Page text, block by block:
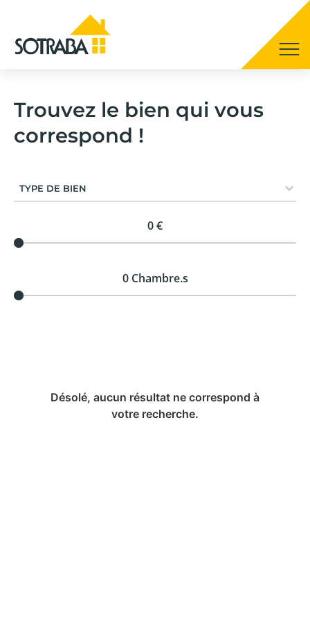
Trouvez le bien qui vous
correspond !
Projet - Type de bien
SÉLECTIONNEZ LE CONTENU
0 €
Projet - Chambres0 Chambre.s
Désolé, aucun résultat ne correspond à
votre recherche.